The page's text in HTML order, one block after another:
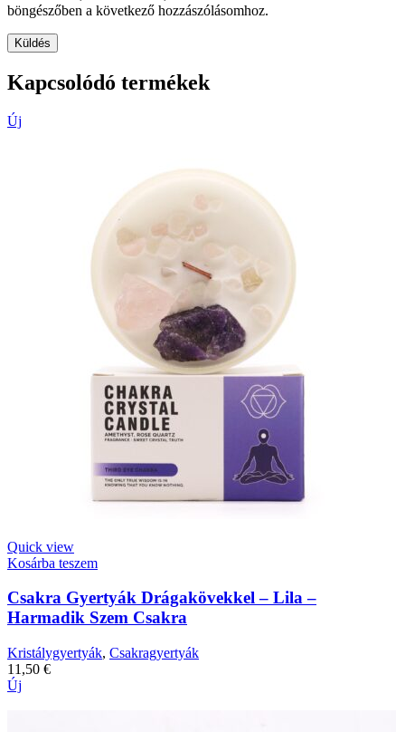
böngészőben a következő hozzászólásomhoz.
Kapcsolódó termékek
Új
Quick view
Kosárba teszem
Csakra Gyertyák Drágakövekkel – Lila –
Harmadik Szem Csakra
Kristálygyertyák, Csakragyertyák
11,50 €
Új